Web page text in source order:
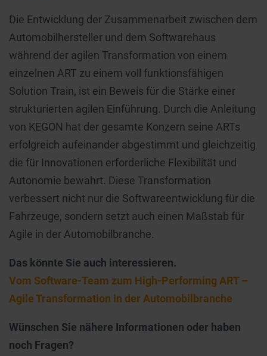
Die Entwicklung der Zusammenarbeit zwischen dem
Automobilhersteller und dem Softwarehaus
während der agilen Transformation von einem
einzelnen ART zu einem voll funktionsfähigen
Solution Train, ist ein Beweis für die Stärke einer
strukturierten agilen Einführung. Durch die Anleitung
von KEGON hat der gesamte Konzern seine ARTs
erfolgreich aufeinander abgestimmt und gleichzeitig
die für Innovationen erforderliche Flexibilität und
Autonomie bewahrt. Diese Transformation
verbessert nicht nur die Softwareentwicklung für die
Fahrzeuge, sondern setzt auch einen Maßstab für
Agile in der Automobilbranche.
Das könnte Sie auch interessieren.
Vom Software-Team zum High-Performing ART –
Agile Transformation in der Automobilbranche
Wünschen Sie nähere Informationen oder haben
noch Fragen?